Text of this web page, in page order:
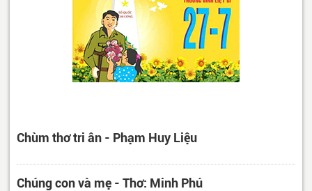
Chùm thơ tri ân - Phạm Huy Liệu
Chúng con và mẹ - Thơ: Minh Phú